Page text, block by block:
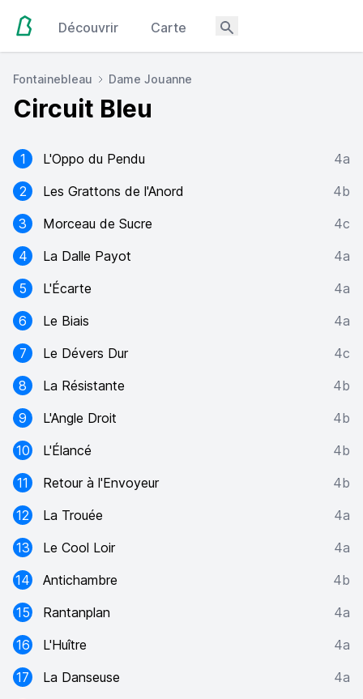
Découvrir Carte
Fontainebleau Dame Jouanne
Circuit Bleu
1 L'Oppo du Pendu
4a
2
Les Grattons de l'Anord
4b
3
Morceau de Sucre
4c
4
La Dalle Payot
4a
5
L'Écarte
4a
6
Le Biais
4a
7
Le Dévers Dur
4c
8
La Résistante
4b
9
L'Angle Droit
4b
10
L'Élancé
4b
11
Retour à l'Envoyeur
4b
12
La Trouée
4a
13
Le Cool Loir
4a
14
Antichambre
4b
15
Rantanplan
4a
16
L'Huître
4a
17
La Danseuse
4a